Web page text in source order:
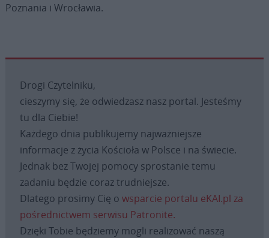
Poznania i Wrocławia.
Drogi Czytelniku,
cieszymy się, że odwiedzasz nasz portal. Jesteśmy
tu dla Ciebie!
Każdego dnia publikujemy najważniejsze
informacje z życia Kościoła w Polsce i na świecie.
Jednak bez Twojej pomocy sprostanie temu
zadaniu będzie coraz trudniejsze.
Dlatego prosimy Cię o wsparcie portalu eKAI.pl za
pośrednictwem serwisu Patronite.
Dzięki Tobie będziemy mogli realizować naszą